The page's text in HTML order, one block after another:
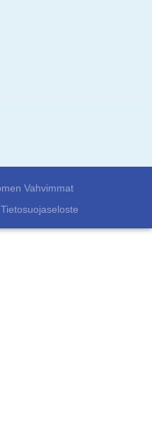
Tietosuojaseloste